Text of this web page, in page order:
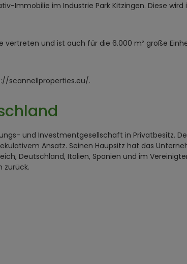
Immobilie im Industrie Park Kitzingen. Diese
und ist auch für die 6.000 m² große
scannellproperties.eu/.
und Investmentgesellschaft in Privatbesitz.
Ansatz. Seinen Haupsitz hat das
Deutschland, Italien, Spanien und im
zurück.